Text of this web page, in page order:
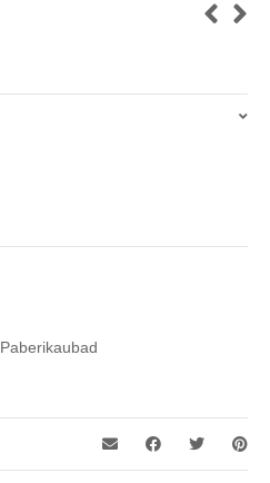
Paberikaubad